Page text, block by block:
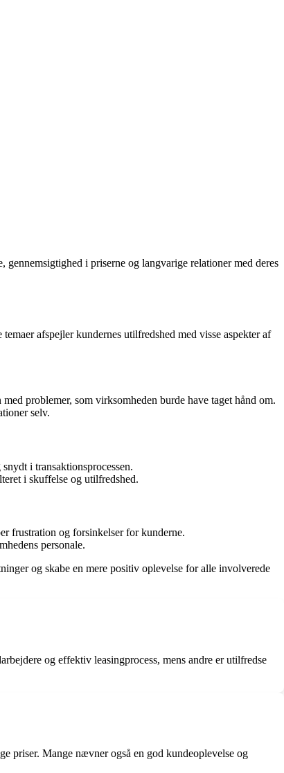
gennemsigtighed i priserne og langvarige relationer med deres
afspejler kundernes utilfredshed med visse aspekter af
problemer, som virksomheden burde have taget hånd om.
selv.
i transaktionsprocessen.
i skuffelse og utilfredshed.
frustration og forsinkelser for kunderne.
personale.
og skabe en mere positiv oplevelse for alle involverede
og effektiv leasingprocess, mens andre er utilfredse
priser. Mange nævner også en god kundeoplevelse og